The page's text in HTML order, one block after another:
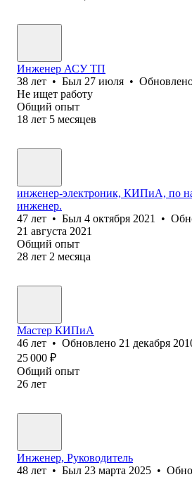
Инженер АСУ ТП
38 лет • Был 27 июля •
Не ищет работу
Общий опыт
18 лет 5 месяцев
инженер-электроник, КИПиА, по
инженер.
47 лет • Был 4 октября 2021 •
21 августа 2021
Общий опыт
28 лет 2 месяца
Мастер КИПиА
46 лет • Обновлено 21 декабря
25 000 ₽
Общий опыт
26 лет
Инженер, Руководитель
48 лет • Был 23 марта 2025 •